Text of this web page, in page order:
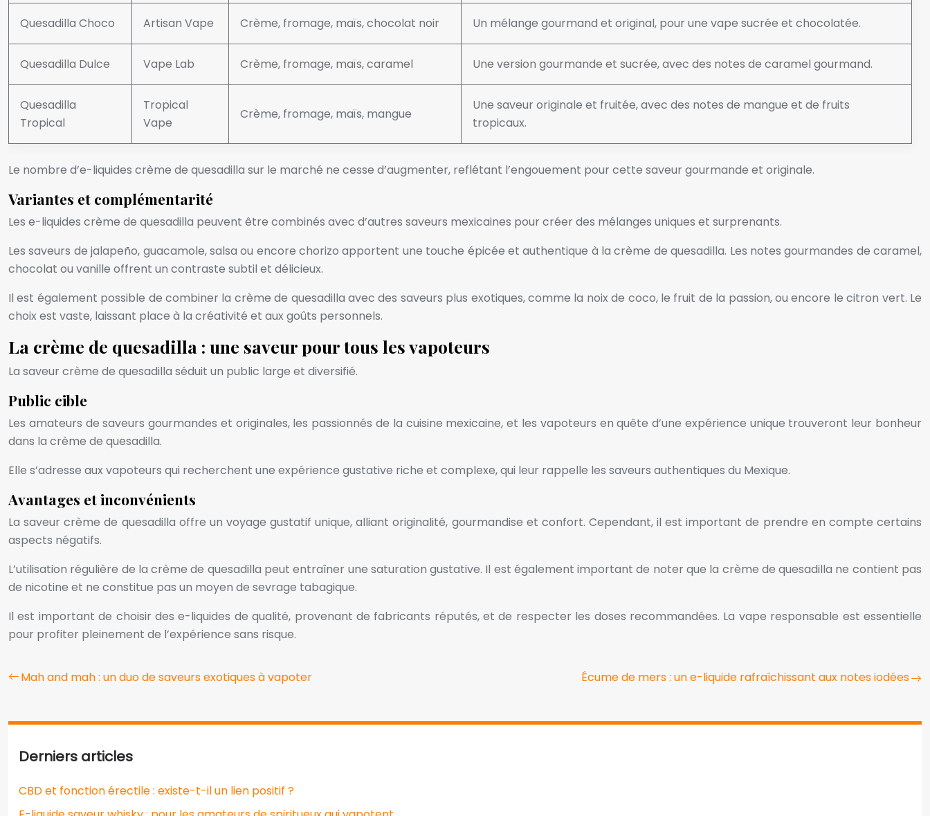
Quesadilla Choco Artisan Vape Crème, fromage, maïs, chocolat noir Un mélange gourmand et original, pour une vape sucrée et chocolatée.
Quesadilla Dulce Vape Lab Crème, fromage, maïs, caramel Une version gourmande et sucrée, avec des notes de caramel gourmand.
Quesadilla
Tropical
Tropical
Vape
Crème, fromage, maïs, mangue
Une saveur originale et fruitée, avec des notes de mangue et de fruits
tropicaux.
Le nombre d’e-liquides crème de quesadilla sur le marché ne cesse d’augmenter, reflétant l’engouement pour cette saveur gourmande et originale.
Variantes et complémentarité
Les e-liquides crème de quesadilla peuvent être combinés avec d’autres saveurs mexicaines pour créer des mélanges uniques et surprenants.
Les saveurs de jalapeño, guacamole, salsa ou encore chorizo apportent une touche épicée et authentique à la crème de quesadilla. Les notes gourmandes de caramel,
chocolat ou vanille offrent un contraste subtil et délicieux.
Il est également possible de combiner la crème de quesadilla avec des saveurs plus exotiques, comme la noix de coco, le fruit de la passion, ou encore le citron vert. Le
choix est vaste, laissant place à la créativité et aux goûts personnels.
La crème de quesadilla : une saveur pour tous les vapoteurs
La saveur crème de quesadilla séduit un public large et diversifié.
Public cible
Les amateurs de saveurs gourmandes et originales, les passionnés de la cuisine mexicaine, et les vapoteurs en quête d’une expérience unique trouveront leur bonheur
dans la crème de quesadilla.
Elle s’adresse aux vapoteurs qui recherchent une expérience gustative riche et complexe, qui leur rappelle les saveurs authentiques du Mexique.
Avantages et inconvénients
La saveur crème de quesadilla offre un voyage gustatif unique, alliant originalité, gourmandise et confort. Cependant, il est important de prendre en compte certains
aspects négatifs.
L’utilisation régulière de la crème de quesadilla peut entraîner une saturation gustative. Il est également important de noter que la crème de quesadilla ne contient pas
de nicotine et ne constitue pas un moyen de sevrage tabagique.
Il est important de choisir des e-liquides de qualité, provenant de fabricants réputés, et de respecter les doses recommandées. La vape responsable est essentielle
pour profiter pleinement de l’expérience sans risque.
Mah and mah : un duo de saveurs exotiques à vapoter Écume de mers : un e-liquide rafraîchissant aux notes iodées
Derniers articles
CBD et fonction érectile : existe-t-il un lien positif ?